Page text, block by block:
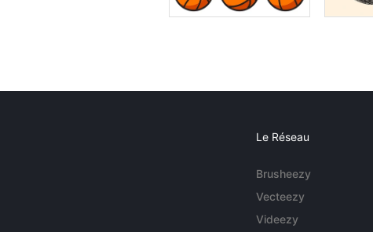
Le Réseau
Brusheezy
Vecteezy
Videezy